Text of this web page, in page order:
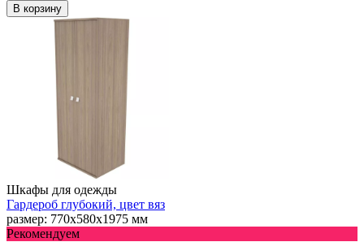
В корзину
Шкафы для одежды
Гардероб глубокий, цвет вяз
размер: 770х580х1975 мм
Рекомендуем